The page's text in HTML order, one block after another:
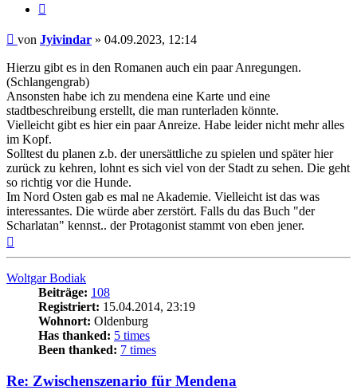
Beitrag
von Jyivindar » 04.09.2023, 12:14
Hierzu gibt es in den Romanen auch ein paar Anregungen.
(Schlangengrab)
Ansonsten habe ich zu mendena eine Karte und eine
stadtbeschreibung erstellt, die man runterladen könnte.
Vielleicht gibt es hier ein paar Anreize. Habe leider nicht mehr alles
im Kopf.
Solltest du planen z.b. der unersättliche zu spielen und später hier
zurück zu kehren, lohnt es sich viel von der Stadt zu sehen. Die geht
so richtig vor die Hunde.
Im Nord Osten gab es mal ne Akademie. Vielleicht ist das was
interessantes. Die würde aber zerstört. Falls du das Buch "der
Scharlatan" kennst.. der Protagonist stammt von eben jener.
Woltgar Bodiak
Beiträge: 108
Registriert: 15.04.2014, 23:19
Wohnort: Oldenburg
Has thanked: 5 times
Been thanked: 7 times
Re: Zwischenszenario für Mendena